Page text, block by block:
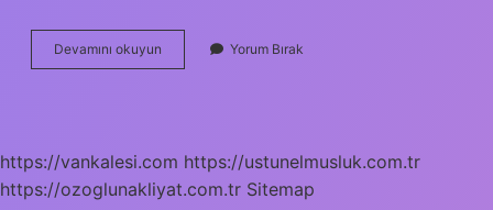
Devamını okuyun
Baharatları
Yorum Bırak
https://vankalesi.com https://ustunelmusluk.com.tr
https://ozoglunakliyat.com.tr Sitemap